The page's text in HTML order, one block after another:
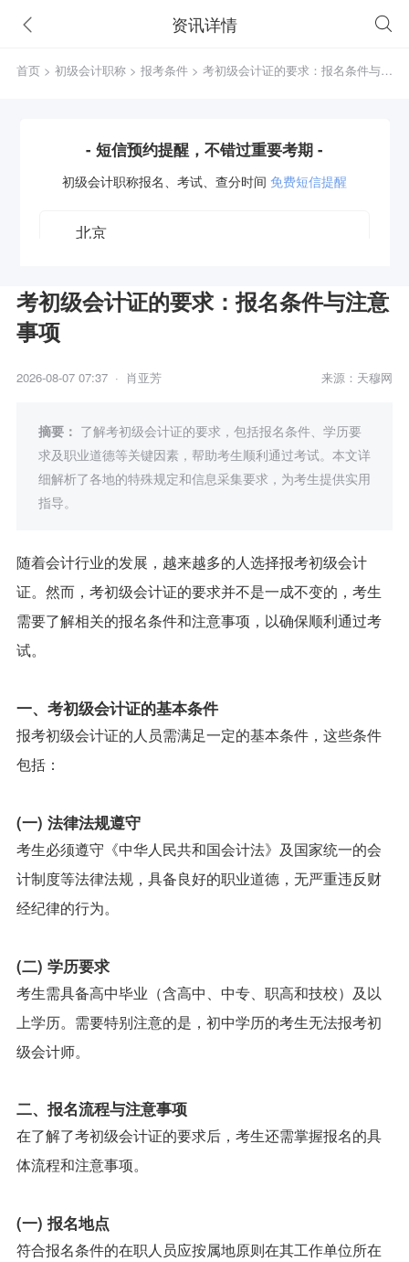
资讯详情
首页 > 初级会计职称 > 报考条件> 考初级会计证的要求：报名条件与注
- 短信预约提醒，不错过重要考期 -
初级会计职称报名、考试、查分时间 免费短信提醒
考初级会计证的要求：报名条件与注意
事项
2026-08-07 07:37 · 肖亚芳 来源：天穆网
摘要： 了解考初级会计证的要求，包括报名条件、学历要
求及职业道德等关键因素，帮助考生顺利通过考试。本文详
细解析了各地的特殊规定和信息采集要求，为考生提供实用
指导。
随着会计行业的发展，越来越多的人选择报考初级会计
证。然而，考初级会计证的要求并不是一成不变的，考生
需要了解相关的报名条件和注意事项，以确保顺利通过考
试。
一、考初级会计证的基本条件
报考初级会计证的人员需满足一定的基本条件，这些条件
包括：
(一) 法律法规遵守
考生必须遵守《中华人民共和国会计法》及国家统一的会
计制度等法律法规，具备良好的职业道德，无严重违反财
经纪律的行为。
(二) 学历要求
考生需具备高中毕业（含高中、中专、职高和技校）及以
上学历。需要特别注意的是，初中学历的考生无法报考初
级会计师。
二、报名流程与注意事项
在了解了考初级会计证的要求后，考生还需掌握报名的具
体流程和注意事项。
(一) 报名地点
符合报名条件的在职人员应按属地原则在其工作单位所在